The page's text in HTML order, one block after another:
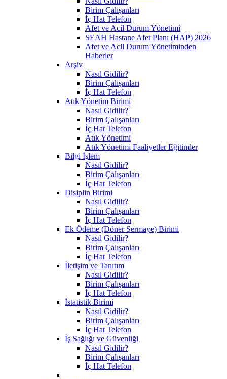
Birim Çalışanları
İç Hat Telefon
Afet ve Acil Durum Yönetimi
SEAH Hastane Afet Planı (HAP) 2026
Afet ve Acil Durum Yönetiminden
Haberler
Arşiv
Nasıl Gidilir?
Birim Çalışanları
İç Hat Telefon
Atık Yönetim Birimi
Nasıl Gidilir?
Birim Çalışanları
İç Hat Telefon
Atık Yönetimi
Atık Yönetimi Faaliyetler Eğitimler
Bilgi İşlem
Nasıl Gidilir?
Birim Çalışanları
İç Hat Telefon
Disiplin Birimi
Nasıl Gidilir?
Birim Çalışanları
İç Hat Telefon
Ek Ödeme (Döner Sermaye) Birimi
Nasıl Gidilir?
Birim Çalışanları
İç Hat Telefon
İletişim ve Tanıtım
Nasıl Gidilir?
Birim Çalışanları
İç Hat Telefon
İstatistik Birimi
Nasıl Gidilir?
Birim Çalışanları
İç Hat Telefon
İş Sağlığı ve Güvenliği
Nasıl Gidilir?
Birim Çalışanları
İç Hat Telefon